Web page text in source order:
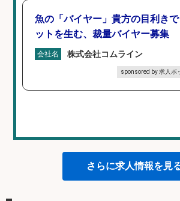
魚の「バイヤー」貴方の目利きで
ットを生む、裁量バイヤー募集
会社名 株式会社コムライン
sponsored by 求人ボ
さらに求人情報を見